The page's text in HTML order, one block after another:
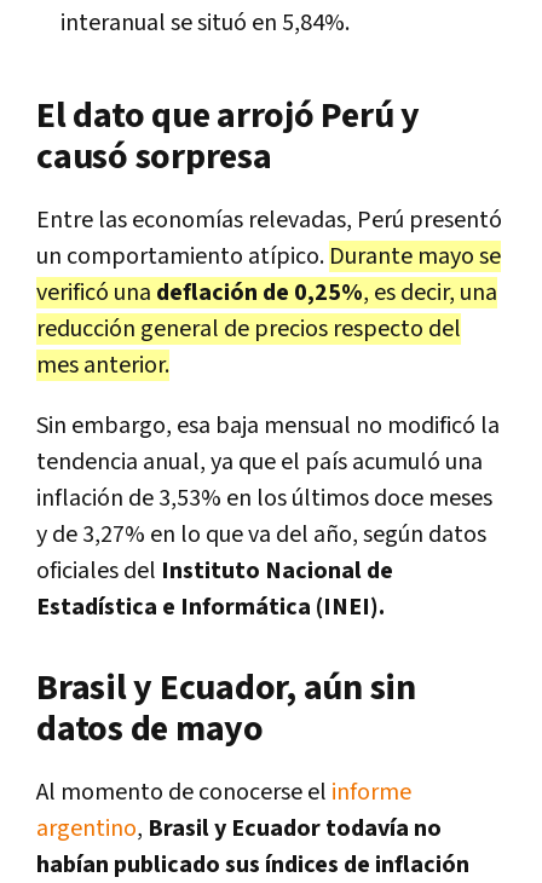
interanual se situó en 5,84%.
El dato que arrojó Perú y
causó sorpresa
Entre las economías relevadas, Perú presentó
un comportamiento atípico. Durante mayo se
verificó una deflación de 0,25%, es decir, una
reducción general de precios respecto del
mes anterior.
Sin embargo, esa baja mensual no modificó la
tendencia anual, ya que el país acumuló una
inflación de 3,53% en los últimos doce meses
y de 3,27% en lo que va del año, según datos
oficiales del Instituto Nacional de
Estadística e Informática (INEI).
Brasil y Ecuador, aún sin
datos de mayo
Al momento de conocerse el informe
argentino, Brasil y Ecuador todavía no
habían publicado sus índices de inflación